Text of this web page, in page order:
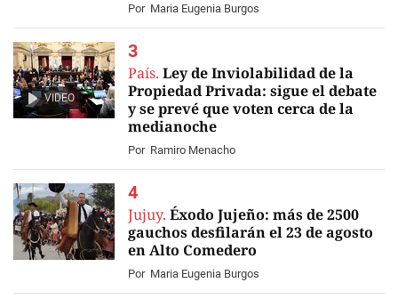
Por Maria Eugenia Burgos
VIDEO
País. Ley de Inviolabilidad de la
Propiedad Privada: sigue el debate
y se prevé que voten cerca de la
medianoche
Por Ramiro Menacho
Jujuy. Éxodo Jujeño: más de 2500
gauchos desfilarán el 23 de agosto
en Alto Comedero
Por Maria Eugenia Burgos